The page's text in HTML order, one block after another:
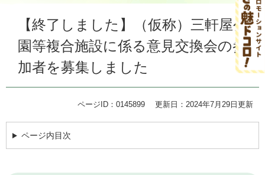
【終了しました】（仮称）三軒屋公
園等複合施設に係る意見交換会の参
加者を募集しました
ページID：0145899 更新日：2024年7月29日更新
ページ内目次